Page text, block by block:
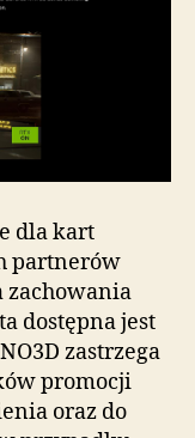
dla kart
partnerów
zachowania
dostępna jest
zastrzega
promocji
oraz do